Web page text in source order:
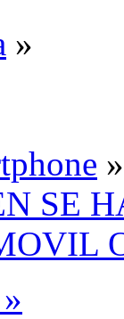
»
»
SE